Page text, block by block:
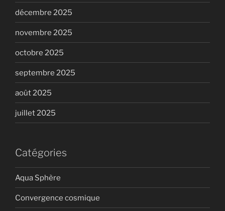
décembre 2025
novembre 2025
octobre 2025
septembre 2025
août 2025
juillet 2025
Catégories
Aqua Sphère
Convergence cosmique